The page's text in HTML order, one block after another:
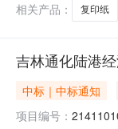
相关产品：
复印纸
吉林通化陆港
中标｜中标通知
项目编号：